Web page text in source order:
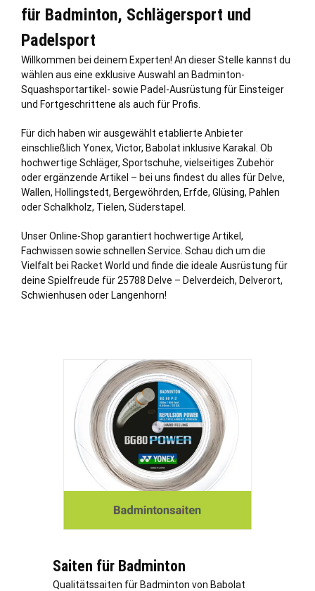
für Badminton, Schlägersport und
Padelsport
Willkommen bei deinem Experten! An dieserStelle kannst du
wählen aus eine exklusive Auswahl an Badminton-
Squashsportartikel- sowie Padel-Ausrüstung für Einsteiger
und Fortgeschrittene als auch für Profis.
Für dich haben wir ausgewählt etablierte Anbieter
einschließlich Yonex, Victor, Babolat inklusive Karakal. Ob
hochwertige Schläger, Sportschuhe, vielseitiges Zubehör
oder ergänzende Artikel – bei uns findest du alles für Delve,
Wallen, Hollingstedt, Bergewöhrden, Erfde, Glüsing, Pahlen
oderSchalkholz, Tielen, Süderstapel
Unser Online-Shop garantiert hochwertige Artikel,
Fachwissen sowie schnellen Service. Schau dich um die
Vielfalt bei Racket World und finde die ideale Ausrüstung für
deine Spielfreude für 25788 Delve – Delverdeich, Delverort,
Schwienhusen oder Langenhorn!
Saiten für Badminton
Qualitätssaiten für Badminton von Babolat